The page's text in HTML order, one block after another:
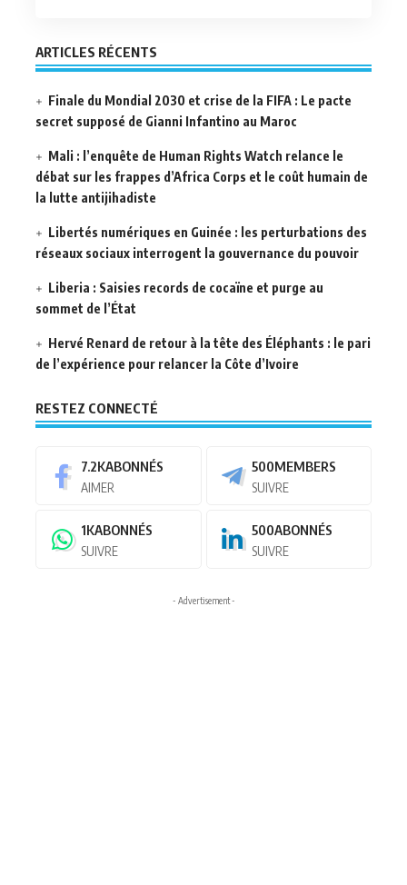
ARTICLES RÉCENTS
Finale du Mondial 2030 et crise de la FIFA : Le pacte
secret supposé de Gianni Infantino au Maroc
Mali : l’enquête de Human Rights Watch relance le
débat sur les frappes d’Africa Corps et le coût humain de
la lutte antijihadiste
Libertés numériques en Guinée : les perturbations des
réseaux sociaux interrogent la gouvernance du pouvoir
Liberia : Saisies records de cocaïne et purge au
sommet de l’État
Hervé Renard de retour à la tête des Éléphants : le pari
de l’expérience pour relancer la Côte d’Ivoire
RESTEZ CONNECTÉ
7.2KABONNÉS
AIMER
500MEMBERS
SUIVRE
1KABONNÉS
SUIVRE
500ABONNÉS
SUIVRE
- Advertisement -